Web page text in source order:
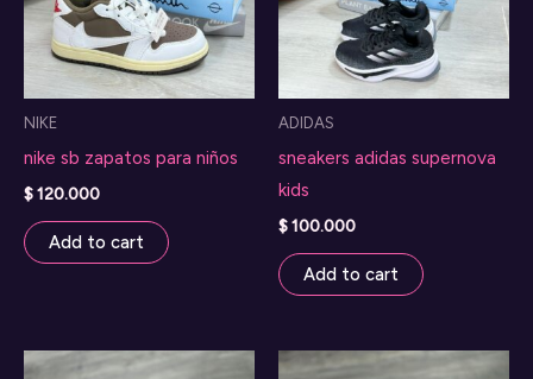
NIKE
nike sb zapatos para niños
$120.000
Add to cart
ADIDAS
sneakers adidas supernova
kids
$100.000
Add to cart